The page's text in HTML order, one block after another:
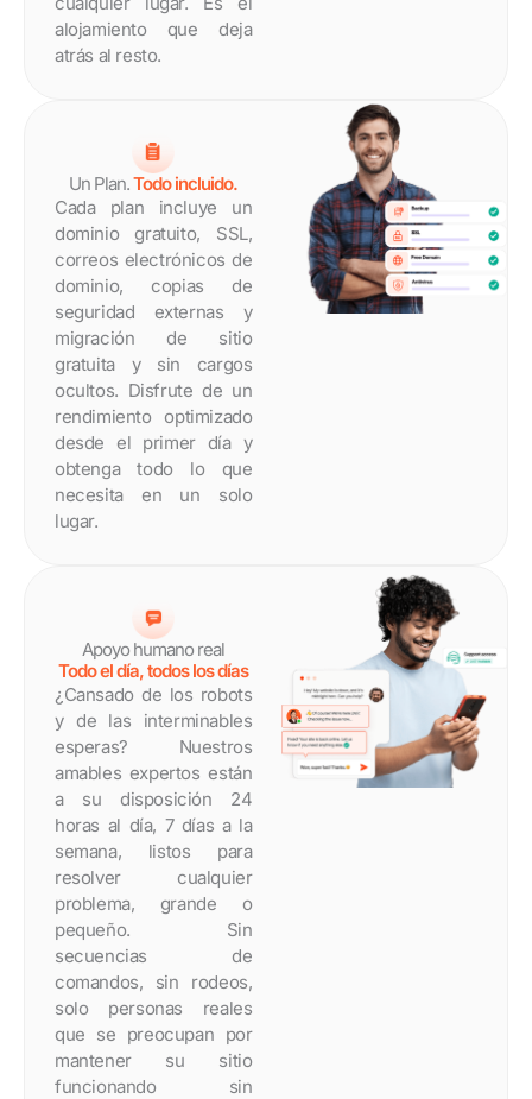
alojamiento que deja
atrás al resto.
Un Plan.Todo incluido.
Cada plan incluye un
dominio gratuito, SSL,
correos electrónicos de
dominio, copias de
seguridad externas y
migración de sitio
gratuita y sin cargos
ocultos. Disfrute de un
rendimiento optimizado
desde el primer día y
obtenga todo lo que
necesita en un solo
lugar.
Apoyo humano real
Todo el día, todos los días
¿Cansado de los robots
y de las interminables
esperas? Nuestros
amables expertos están
a su disposición 24
horas al día, 7 días a la
semana, listos para
resolver cualquier
problema, grande o
pequeño. Sin
secuencias de
comandos, sin rodeos,
solo personas reales
que se preocupan por
mantener su sitio
funcionando sin